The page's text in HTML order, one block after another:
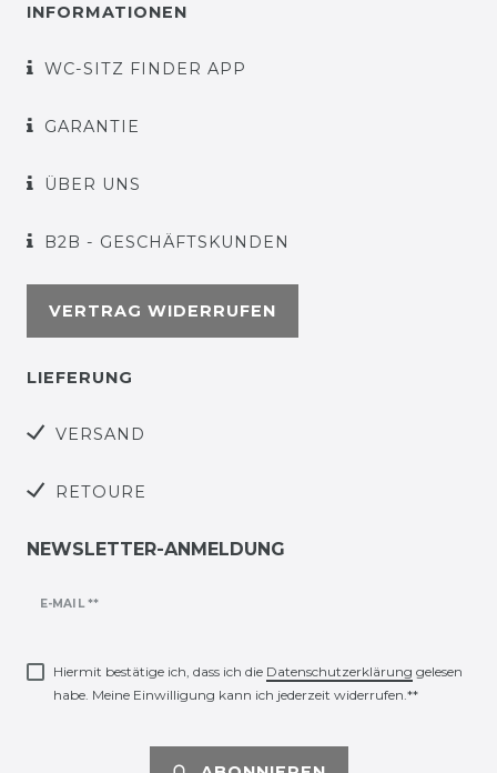
INFORMATIONEN
WC-SITZ FINDER APP
GARANTIE
ÜBER UNS
B2B - GESCHÄFTSKUNDEN
VERTRAG WIDERRUFEN
LIEFERUNG
VERSAND
RETOURE
NEWSLETTER-ANMELDUNG
E-MAIL **
Newsletter
Hiermit bestätige ich, dass ich die Daten­schutz­erklärung gelesen
habe. Meine Einwilligung kann ich jederzeit widerrufen.**